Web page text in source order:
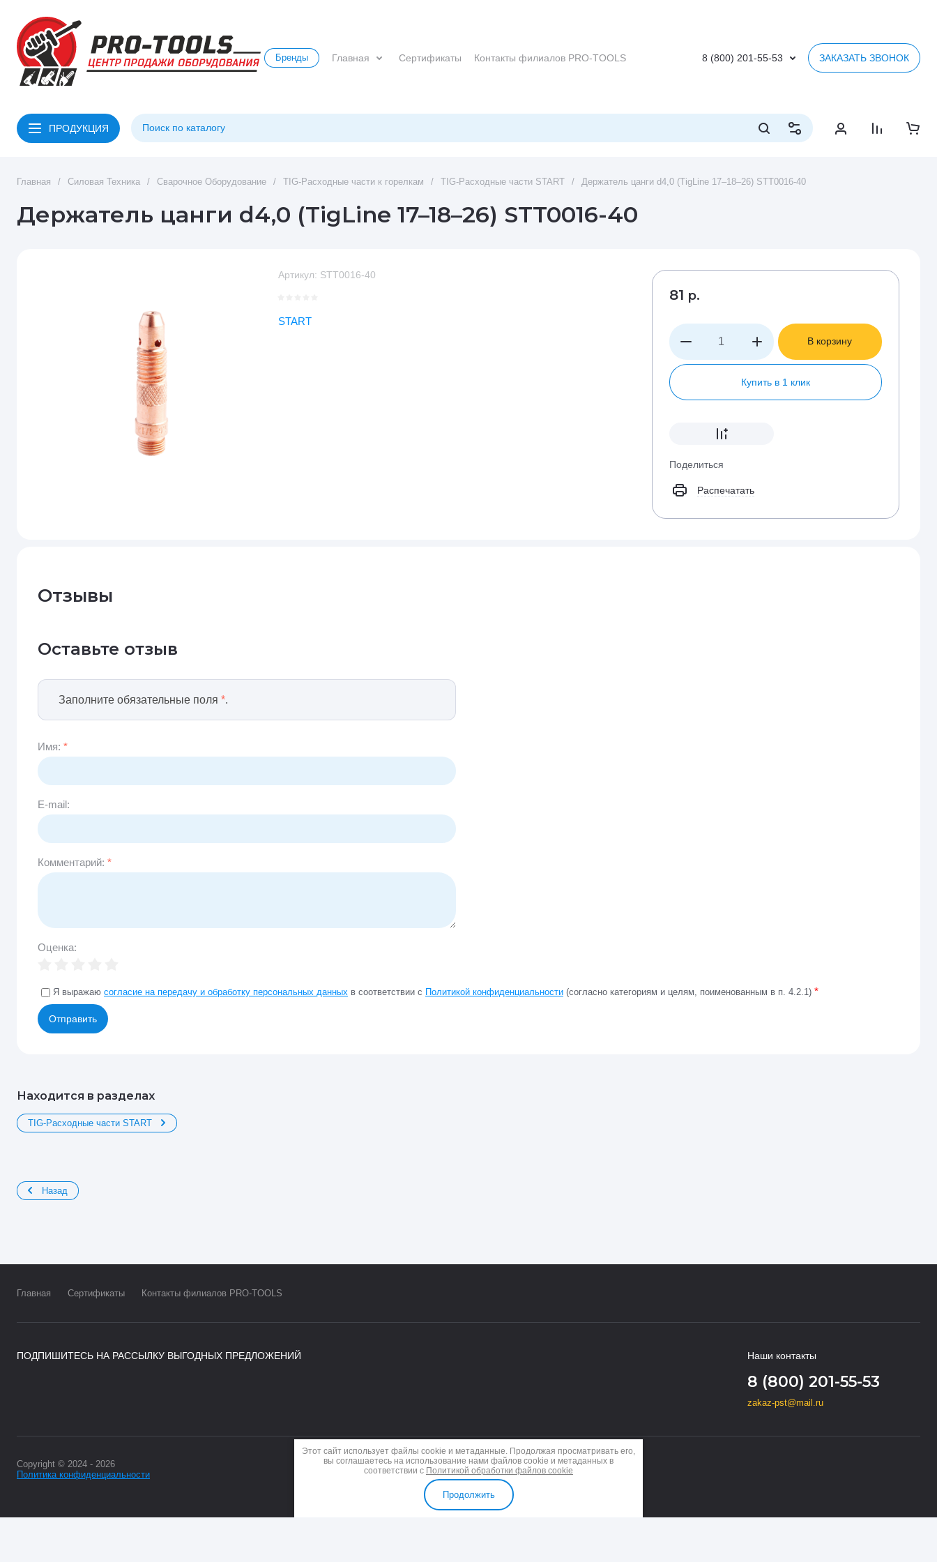
Бренды Главная Сертификаты Контакты филиалов PRO-TOOLS 8 (800) 201-55-53 ЗАКАЗАТЬ ЗВОНОК
ПРОДУКЦИЯ
Главная / Силовая Техника / Сварочное Оборудование / TIG-Расходные части к горелкам / TIG-Расходные части START / Держатель цанги d4,0 (TigLine 17–18–26) STT0016-40
Держатель цанги d4,0 (TigLine 17–18–26) STT0016-40
Артикул: STT0016-40
START
81 р.
В корзину
Купить в 1 клик
Поделиться
Распечатать
Отзывы
Оставьте отзыв
Заполните обязательные поля *.
Имя: *
E-mail:
Комментарий: *
Оценка:
Я выражаю согласие на передачу и обработку персональных данных в соответствии с Политикой конфиденциальности (согласно категориям и целям, поименованным в п. 4.2.1) *
Отправить
Находится в разделах
TIG-Расходные части START
Назад
Главная Сертификаты Контакты филиалов PRO-TOOLS
ПОДПИШИТЕСЬ НА РАССЫЛКУ ВЫГОДНЫХ ПРЕДЛОЖЕНИЙ Наши контакты
8 (800) 201-55-53
zakaz-pst@mail.ru
Copyright © 2024 - 2026
Политика конфиденциальности
Этот сайт использует файлы cookie и метаданные. Продолжая просматривать его,
вы соглашаетесь на использование нами файлов cookie и метаданных в
соответствии с Политикой обработки файлов cookie
Продолжить